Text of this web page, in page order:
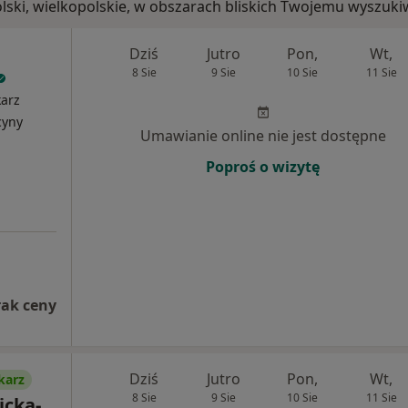
wielkopolskie, w obszarach bliskich Twojemu
ceny
Dziś
8 Sie
Jutro
9 Sie
Pon,
10 Sie
Wt,
11 Sie
Umawianie online nie jest dostępne
Poproś o wizytę
Dziś
8 Sie
Jutro
9 Sie
Pon,
10 Sie
Wt,
11 Sie